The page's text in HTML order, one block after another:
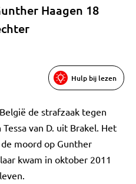
Haagen 18
Hulp bij lezen
de strafzaak tegen
van D. uit Brakel. Het
moord op Gunther
kwam in oktober 2011